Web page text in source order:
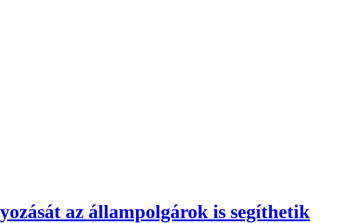
az állampolgárok is segíthetik